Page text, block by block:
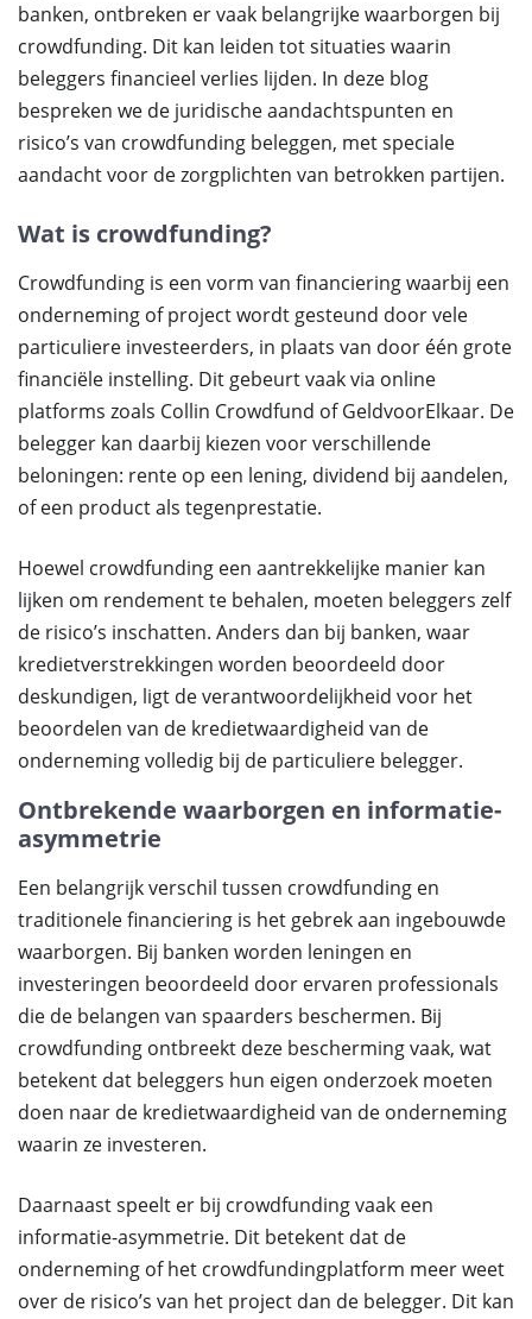
banken, ontbreken er vaak belangrijke waarborgen bij
crowdfunding. Dit kan leiden tot situaties waarin
beleggers financieel verlies lijden. In deze blog
bespreken we de juridische aandachtspunten en
risico’s van crowdfunding beleggen, met speciale
aandacht voor de zorgplichten van betrokken partijen.
Wat is crowdfunding?
Crowdfunding is een vorm van financiering waarbij een
onderneming of project wordt gesteund door vele
particuliere investeerders, in plaats van door één grote
financiële instelling. Dit gebeurt vaak via online
platforms zoals Collin Crowdfund of GeldvoorElkaar. De
belegger kan daarbij kiezen voor verschillende
beloningen: rente op een lening, dividend bij aandelen,
of een product als tegenprestatie.
Hoewel crowdfunding een aantrekkelijke manier kan
lijken om rendement te behalen, moeten beleggers zelf
de risico’s inschatten. Anders dan bij banken, waar
kredietverstrekkingen worden beoordeeld door
deskundigen, ligt de verantwoordelijkheid voor het
beoordelen van de kredietwaardigheid van de
onderneming volledig bij de particuliere belegger.
Ontbrekende waarborgen en informatie-
asymmetrie
Een belangrijk verschil tussen crowdfunding en
traditionele financiering is het gebrek aan ingebouwde
waarborgen. Bij banken worden leningen en
investeringen beoordeeld door ervaren professionals
die de belangen van spaarders beschermen. Bij
crowdfunding ontbreekt deze bescherming vaak, wat
betekent dat beleggers hun eigen onderzoek moeten
doen naar de kredietwaardigheid van de onderneming
waarin ze investeren.
Daarnaast speelt er bij crowdfunding vaak een
informatie-asymmetrie. Dit betekent dat de
onderneming of het crowdfundingplatform meer weet
over de risico’s van het project dan de belegger. Dit kan